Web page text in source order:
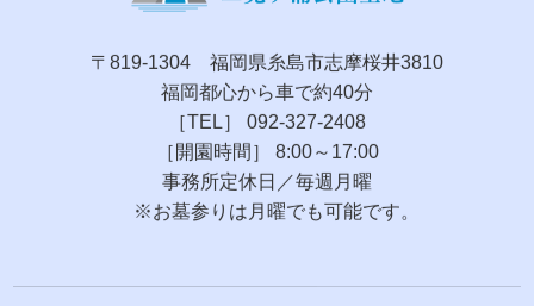
〒819-1304 福岡県糸島市志摩桜井3810
福岡都心から車で約40分
［TEL］ 092-327-2408
［開園時間］ 8:00～17:00
事務所定休日／毎週月曜
※お墓参りは月曜でも可能です。